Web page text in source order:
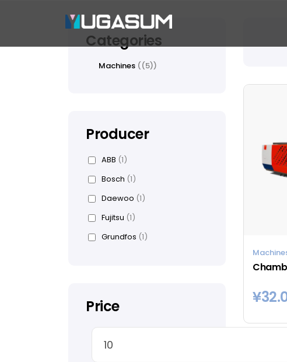
¥
Categories
Machines (5)
Producer
ABB (1)
Bosch (1)
Daewoo (1)
Fujitsu (1)
Grundfos (1)
Price